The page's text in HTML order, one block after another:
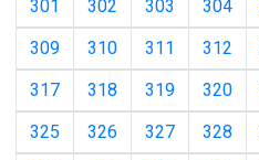
301
302 303 304
309
310 311 312
317
318 319 320
325
326 327 328